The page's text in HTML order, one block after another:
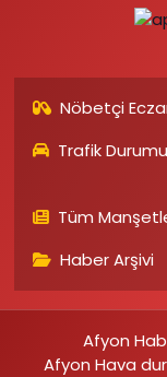
Nöbetçi
Trafik Durumu
Tüm
Haber Arşivi
Afyon
Afyon Hava